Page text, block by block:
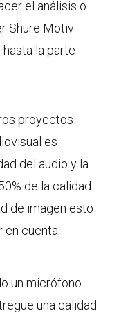
el análisis o
Shure Motiv
la parte
proyectos
es
del audio y la
de la calidad
de imagen esto
cuenta.
un micrófono
una calidad